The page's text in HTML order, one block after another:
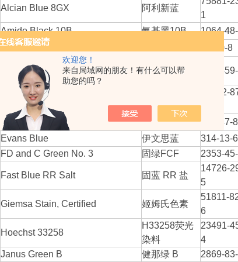
欢迎您！
来自局域网的朋友！有什么可以帮
助您的吗？
Alcian Blue 8GX 阿利新蓝
1
Amido Black 10B 氨基黑10B
1064-
Bromocresol Green 76-60-8
Coomassie（R） Brilliant Blue R-
250
考马斯亮蓝R 6104-
D and C Red No. 22
17372-
1
D and C Yellow No. 8 荧光素钠
518-47-8
Evans Blue 伊文思蓝
314-13-6
FD and C Green No. 3 固绿FCF 2353-
Fast Blue RR Salt 固蓝 RR 盐
14726-
5
Giemsa Stain, Certified 姬姆氏色素
51811-
6
Hoechst 33258
H33258荧光
染料
23491-
4
Janus Green B 健那绿 B 2869-